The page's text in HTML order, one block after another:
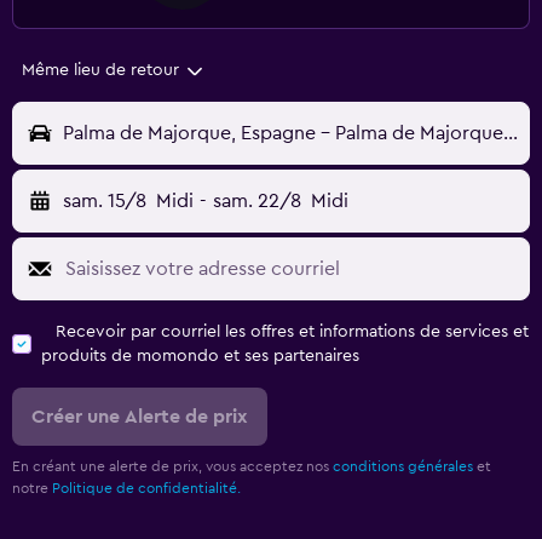
Même lieu de retour
Palma de Majorque, Espagne - Palma de Majorque (PMI)
sam. 15/8 Midi - sam. 22/8 Midi
Recevoir par courriel les offres et informations de services et
produits de momondo et ses partenaires
Créer une Alerte de prix
En créant une alerte de prix, vous acceptez nos conditions générales et
notre Politique de confidentialité.